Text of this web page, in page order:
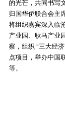
的光芒，共同书写
归国华侨联合会主
将组织嘉宾深入临
产业园、耿马产业
察，组织 “三大经
点项目，举办中国
等。